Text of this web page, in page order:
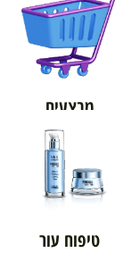
אורטופדיה
מבצעים
טיפוח עור